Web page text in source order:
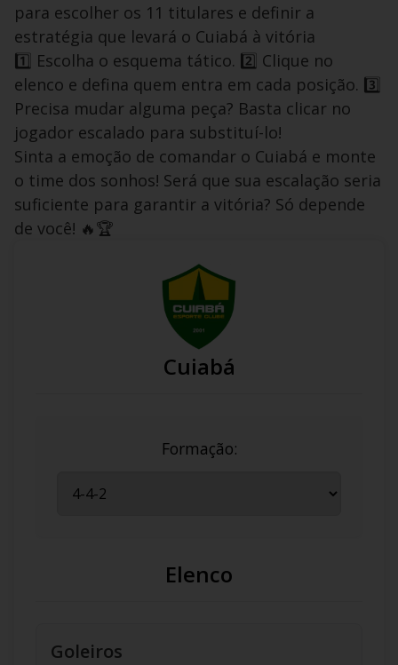
para escolher os 11 titulares e definir a
estratégia que levará o Cuiabá à vitória
1️⃣ Escolha o esquema tático. 2️⃣ Clique no
elenco e defina quem entra em cada posição. 3️⃣
Precisa mudar alguma peça? Basta clicar no
jogador escalado para substituí-lo!
Sinta a emoção de comandar o Cuiabá e monte
o time dos sonhos! Será que sua escalação seria
suficiente para garantir a vitória? Só depende
de você! 🔥🏆
Cuiabá
Formação:
Elenco
Goleiros